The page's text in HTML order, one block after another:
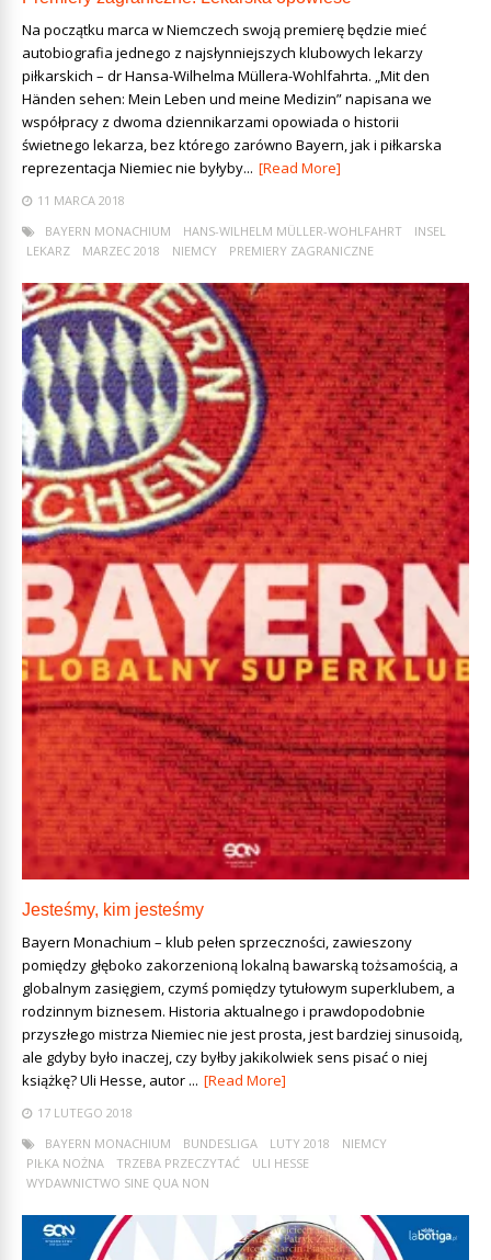
Na początku marca w Niemczech swoją premierę będzie mieć
autobiografia jednego z najsłynniejszych klubowych lekarzy
piłkarskich – dr Hansa-Wilhelma Müllera-Wohlfahrta. „Mit den
Händen sehen: Mein Leben und meine Medizin” napisana we
współpracy z dwoma dziennikarzami opowiada o historii
świetnego lekarza, bez którego zarówno Bayern, jak i piłkarska
reprezentacja Niemiec nie byłyby... [Read More]
11 MARCA 2018
BAYERN MONACHIUM
HANS-WILHELM MÜLLER-WOHLFAHRT
INSEL
LEKARZ
MARZEC 2018 NIEMCY PREMIERY ZAGRANICZNE
Jesteśmy, kim jesteśmy
Bayern Monachium – klub pełen sprzeczności, zawieszony
pomiędzy głęboko zakorzenioną lokalną bawarską tożsamością, a
globalnym zasięgiem, czymś pomiędzy tytułowym superklubem, a
rodzinnym biznesem. Historia aktualnego i prawdopodobnie
przyszłego mistrza Niemiec nie jest prosta, jest bardziej sinusoidą,
ale gdyby było inaczej, czy byłby jakikolwiek sens pisać o niej
książkę? Uli Hesse, autor ... [Read More]
17 LUTEGO 2018
BAYERN MONACHIUM
BUNDESLIGA LUTY 2018
NIEMCY
PIŁKA NOŻNA
TRZEBA PRZECZYTAĆ
ULI HESSE
WYDAWNICTWO SINE QUA NON